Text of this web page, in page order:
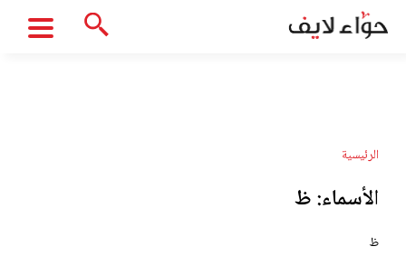
الرئيسية
الأسماء:ظ
ظ